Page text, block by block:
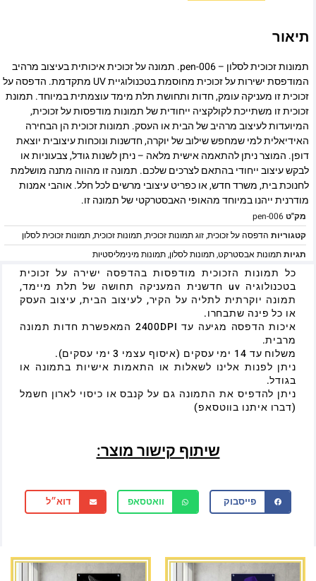
תיאור
תמונות זכוכית לסלון – pen-006. תמונה על זכוכית איכותית בעיצוב מרהיב
המודפסת ישירות על זכוכית מחוסמת בטכנולוגיית UV מתקדמת. הדפסה על
זכוכית זו מעניקה עומק, חדות ותחושת תלת מימד עוצמתית במיוחד. תמונת
זכוכית זו משתייכת לקולקציה ייחודית של תמונות מודפסות על זכוכית,
המיועדות לעיצוב מרהיב של הבית או העסק. תמונות זכוכית הן הבחירה
האידיאלית למי שמחפש שילוב של יוקרה, חדשנות ונוכחות עיצובית יוצאת
דופן. המוצר ניתן להתאמה אישית מלאה – ניתן לשנות גודל, צבעוניות או
לבקש עיצוב ייחודי בהתאם לצרכים שלכם. תמונה זו מהווה מתנה מושלמת
לחנוכת בית, משרד חדש, או כפריט עיצובי מרשים לכל חלל. אוהבי אמנות
מודרנית ייהנו במיוחד מהאופי האבסטרקטי של תמונה זו.
מק"טpen-006
קטגוריות הדפסה על זכוכית,זוג תמונות זכוכית,תמונות זכוכית,תמונות זכוכית לסלון
תגיותתמונות אבסטרקט,תמונות לסלון,תמונות מינימליסטיות
כל תמונות הזכוכית מודפסות בהדפסה ישירה על זכוכית
בטכנולוגיה uv חדשנית המעניקה תחושה של תלת מיימד,
תמונה יוקרתית לתליה על הקיר, לעיצוב הבית, עיצוב העסק
או כל פינה שתבחרו.
איכות הדפסה מגיעה עד 2400DPI המאפשרת חדות תמונה
מרבית.
משלוח עד 14 ימי עסקים (איסוף עצמי 3 ימי עסקים).
ניתן לפנות אלינו לשאלות או התאמות אישיות בתמונה או
בגודל.
ניתן להדפיס את התמונה גם על קנבס או כיסוי לארון חשמל
(דברו איתנו בווטסאפ)
שיתוף קישור מוצר:
פייסבוק וואטסאפ דוא״ל